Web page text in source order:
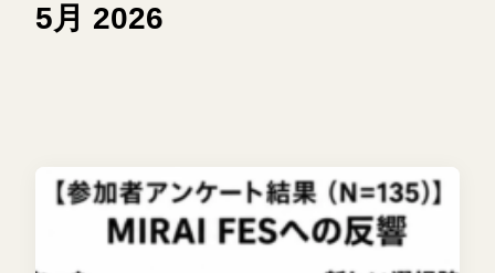
5月 2026